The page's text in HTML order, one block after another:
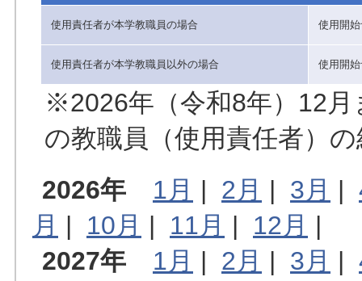
使用責任者が本学教職員の場合 使用開
使用責任者が本学教職員以外の場合 使用開
※2026年（令和8年）12
の教職員（使用責任者）
2026年
1月 | 2月 | 3月 |
月 | 10月 | 11月 | 12月 |
2027年
1月 | 2月 | 3月 |